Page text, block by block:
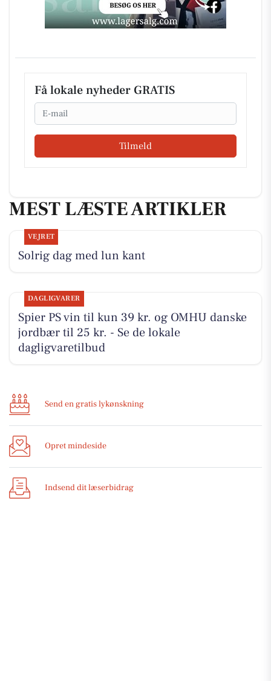
Få lokale nyheder GRATIS
Email
Tilmeld
MEST LÆSTE ARTIKLER
VEJRET
Solrig dag med lun kant
DAGLIGVARER
Spier PS vin til kun 39 kr. og OMHU danske
jordbær til 25 kr. - Se de lokale
dagligvaretilbud
Send en gratis lykønskning
Opret mindeside
Indsend dit læserbidrag